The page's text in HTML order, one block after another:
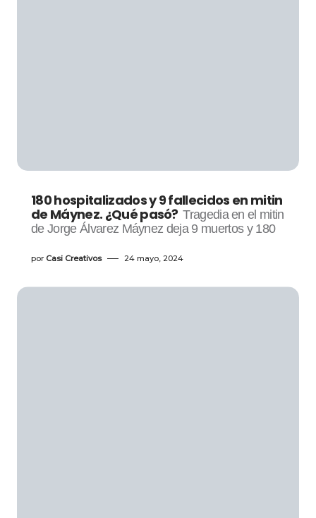
180 hospitalizados y 9 fallecidos en mitin
de Máynez. ¿Qué pasó? Tragedia en el mitin
de Jorge Álvarez Máynez deja 9 muertos y 180
por Casi Creativos 24 mayo, 2024